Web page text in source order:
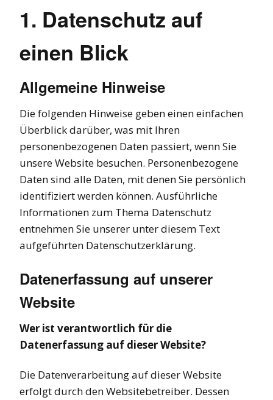
1. Datenschutz auf
einen Blick
Allgemeine Hinweise
Die folgenden Hinweise geben einen einfachen
Überblick darüber, was mit Ihren
personenbezogenen Daten passiert, wenn Sie
unsere Website besuchen. Personenbezogene
Daten sind alle Daten, mit denen Sie persönlich
identifiziert werden können. Ausführliche
Informationen zum Thema Datenschutz
entnehmen Sie unserer unter diesem Text
aufgeführten Datenschutzerklärung.
Datenerfassung auf unserer
Website
Wer ist verantwortlich für die
Datenerfassung auf dieser Website?
Die Datenverarbeitung auf dieser Website
erfolgt durch den Websitebetreiber. Dessen